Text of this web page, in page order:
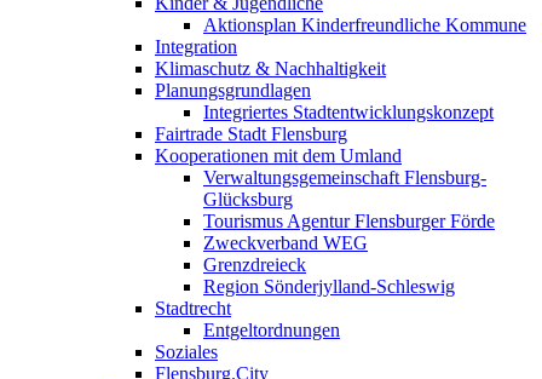
Aktionsplan Kinderfreundliche Kommune
Integration
Klimaschutz & Nachhaltigkeit
Planungsgrundlagen
Integriertes Stadtentwicklungskonzept
Fairtrade Stadt Flensburg
Kooperationen mit dem Umland
Verwaltungsgemeinschaft Flensburg-
Glücksburg
Tourismus Agentur Flensburger Förde
Zweckverband WEG
Grenzdreieck
Region Sönderjylland-Schleswig
Stadtrecht
Entgeltordnungen
Soziales
Flensburg.City